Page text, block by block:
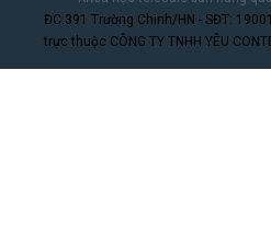
ĐC:391 Trường Chinh/HN - SĐT:
trực thuộc CÔNG TY TNHH YÊU